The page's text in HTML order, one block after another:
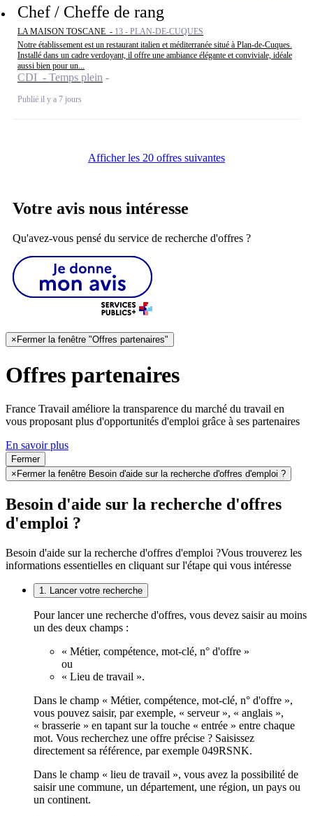
Chef / Cheffe de rang
LA MAISON TOSCANE - 13 - PLAN-DE-CUQUES
Notre établissement est un restaurant italien et méditerranée situé à Plan-de-Cuques.
Installé dans un cadre verdoyant, il offre une ambiance élégante et conviviale, idéale
aussi bien pour un...
CDI - Temps plein
Publié il y a 7 jours
Afficher les 20 offres suivantes
Votre avis nous intéresse
Qu'avez-vous pensé du service de recherche d'offres ?
× Fermer la fenêtre "Offres partenaires"
Offres partenaires
France Travail améliore la transparence du marché du travail en
vous proposant plus d'opportunités d'emploi grâce à ses partenaires
En savoir plus
Fermer
× Fermer la fenêtre Besoin d'aide sur la recherche d'offres d'emploi ?
Besoin d'aide sur la recherche d'offres
d'emploi ?
Besoin d'aide sur la recherche d'offres d'emploi ?Vous trouverez les
informations essentielles en cliquant sur l'étape qui vous intéresse
1. Lancer votre recherche
Pour lancer une recherche d'offres, vous devez saisir au moins
un des deux champs :
« Métier, compétence, mot-clé, n° d'offre »
ou
« Lieu de travail ».
Dans le champ « Métier, compétence, mot-clé, n° d'offre »,
vous pouvez saisir, par exemple, « serveur », « anglais »,
« brasserie » en tapant sur la touche « entrée » entre chaque
mot. Vous recherchez une offre précise ? Saisissez
directement sa référence, par exemple 049RSNK.
Dans le champ « lieu de travail », vous avez la possibilité de
saisir une commune, un département, une région, un pays ou
un continent.